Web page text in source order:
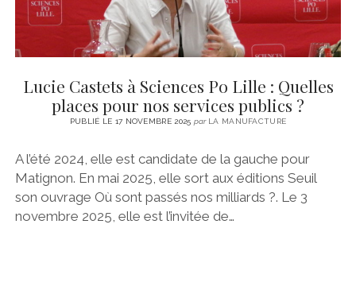
Lucie Castets à Sciences Po Lille : Quelles
places pour nos services publics ?
PUBLIÉ LE 17 NOVEMBRE 2025 parLA MANUFACTURE
A l’été 2024, elle est candidate de la gauche pour
Matignon. En mai 2025, elle sort aux éditions Seuil
son ouvrage Où sont passés nos milliards ?. Le 3
novembre 2025, elle est l’invitée de…